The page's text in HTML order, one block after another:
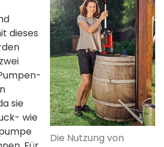
Die Nutzung von
dieses
sie
wie